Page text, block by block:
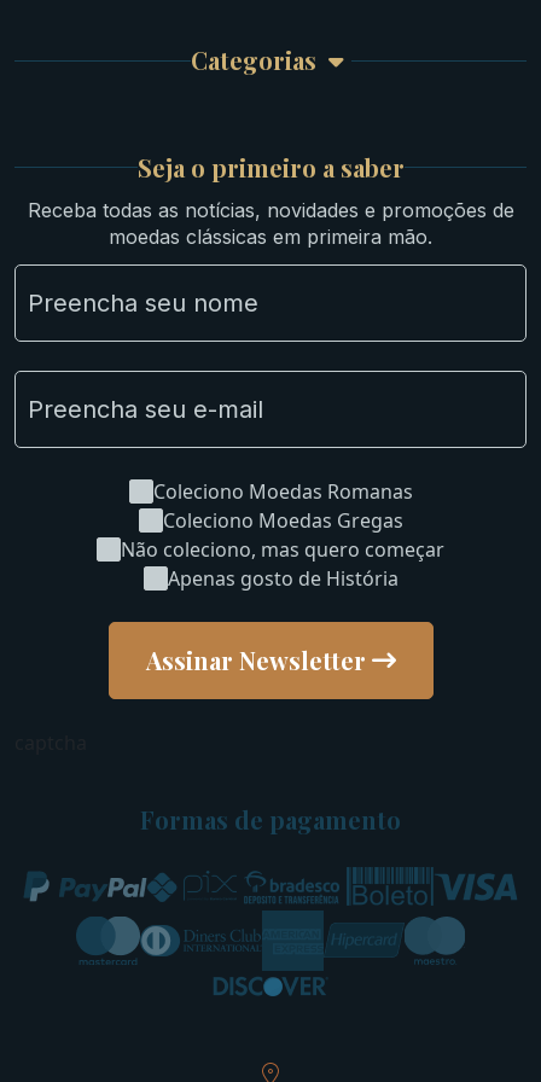
Atendimento
Categorias
Ouro
Ibéricas
Lotes Grandes
Material Numismático
NGC e NNC Encapsuladas
Novidades
Seja o primeiro a saber
Receba todas as notícias, novidades e promoções de
moedas clássicas em primeira mão.
Coleciono Moedas Romanas
Coleciono Moedas Gregas
Não coleciono, mas quero começar
Apenas gosto de História
Assinar Newsletter
Formas de pagamento